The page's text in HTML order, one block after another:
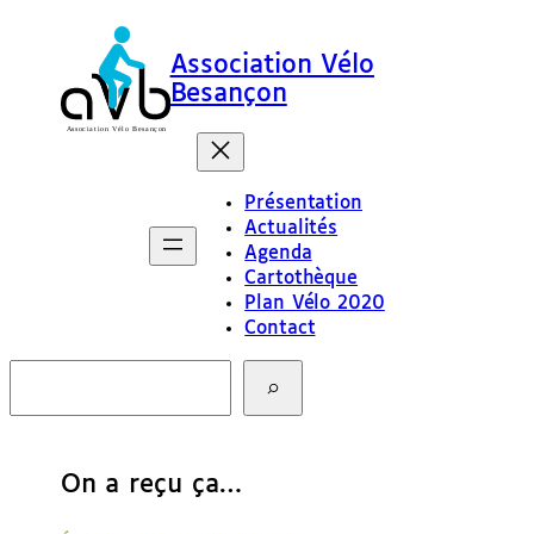
Association Vélo
Besançon
Présentation
Actualités
Agenda
Cartothèque
Plan Vélo 2020
Contact
c
On a reçu ça…